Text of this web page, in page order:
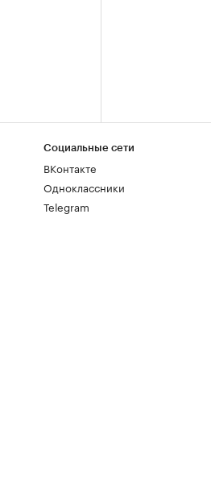
Социальные сети
ВКонтакте
Одноклассники
Telegram